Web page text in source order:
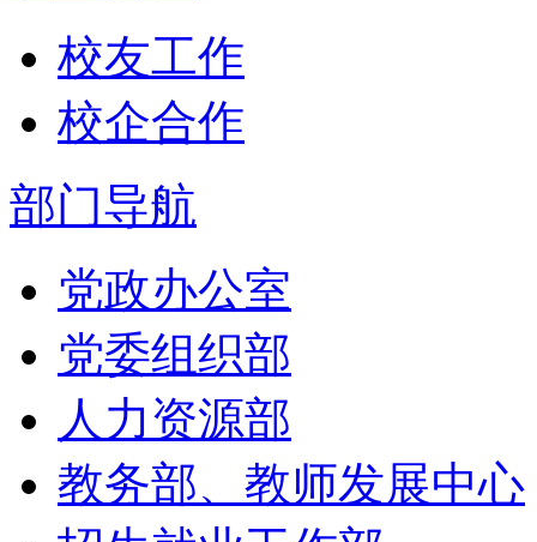
校友工作
校企合作
部门导航
党政办公室
党委组织部
人力资源部
教务部、教师发展中心